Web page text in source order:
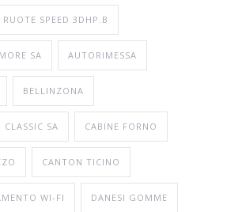
RUOTE SPEED 3DHP.B
SA AUTORIMESSA
BELLINZONA
SA CABINE FORNO
CANTON TICINO
WI-FI DANESI GOMME